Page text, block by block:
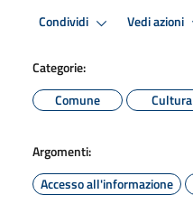
Condividi Vedi azioni
Categorie:
Comune
Cultura
Argomenti:
Accesso all'informazione